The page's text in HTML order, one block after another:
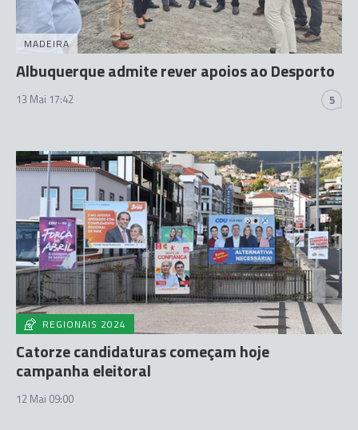
MADEIRA
Albuquerque admite rever apoios ao Desporto
13 Mai 17:42 5
REGIONAIS 2024
Catorze candidaturas começam hoje
campanha eleitoral
12 Mai 09:00